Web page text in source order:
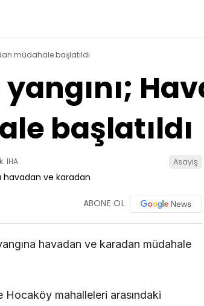
müdahale başlatıldı
başlatıldı
İHA Asayiş
ABONE OL
havadan ve karadan müdahale
Hocaköy mahalleleri arasındaki